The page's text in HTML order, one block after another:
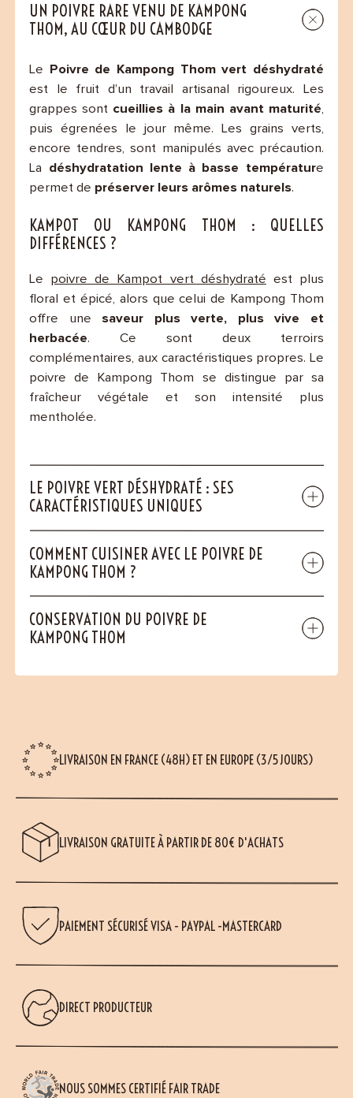
UN POIVRE RARE VENU DE KAMPONG
THOM, AU CŒUR DU CAMBODGE
Le
Poivre de Kampong Thom vert déshydraté
est le fruit d’un travail artisanal rigoureux. Les
grappes sont cueillies à la main avant maturité,
puis égrenées le jour même. Les grains verts,
encore tendres, sont manipulés avec précaution.
La déshydratation lente à basse température
permet de préserver leurs arômes naturels.
KAMPOT OU KAMPONG THOM : QUELLES
DIFFÉRENCES ?
Le poivre de Kampot vert déshydraté est plus
floral et épicé, alors que celui de Kampong Thom
offre une saveur plus verte, plus vive et
herbacée. Ce sont deux terroirs
complémentaires, aux caractéristiques propres. Le
poivre de Kampong Thom se distingue par sa
fraîcheur végétale et son intensité plus
mentholée.
LE POIVRE VERT DÉSHYDRATÉ : SES
CARACTÉRISTIQUES UNIQUES
COMMENT CUISINER AVEC LE POIVRE DE
KAMPONG THOM ?
CONSERVATION DU POIVRE DE
KAMPONG THOM
LIVRAISON EN FRANCE (48H) ET EN EUROPE (3/5 JOURS)
LIVRAISON GRATUITE À PARTIR DE 80€ D'ACHATS
PAIEMENT SÉCURISÉ VISA - PAYPAL -MASTERCARD
DIRECT PRODUCTEUR
NOUS SOMMES CERTIFIÉ FAIR TRADE